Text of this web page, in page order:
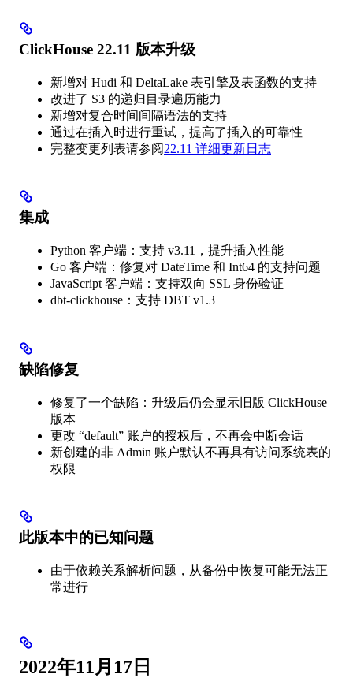
ClickHouse 22.11 版本升级
新增对 Hudi 和 DeltaLake 表引擎及表函数的支持
改进了 S3 的递归目录遍历能力
新增对复合时间间隔语法的支持
通过在插入时进行重试，提高了插入的可靠性
完整变更列表请参阅22.11 详细更新日志
集成
Python 客户端：支持 v3.11，提升插入性能
Go 客户端：修复对 DateTime 和 Int64 的支持问题
JavaScript 客户端：支持双向 SSL 身份验证
dbt-clickhouse：支持 DBT v1.3
缺陷修复
修复了一个缺陷：升级后仍会显示旧版 ClickHouse
版本
更改 “default” 账户的授权后，不再会中断会话
新创建的非 Admin 账户默认不再具有访问系统表的
权限
此版本中的已知问题
由于依赖关系解析问题，从备份中恢复可能无法正
常进行
2022年11月17日